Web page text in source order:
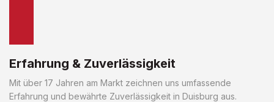
Erfahrung & Zuverlässigkeit
Mit über 17 Jahren am Markt zeichnen uns umfassende
Erfahrung und bewährte Zuverlässigkeit in Duisburg aus.